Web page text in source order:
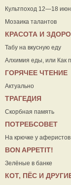
Культпоход 12—18
Мозаика талантов
КРАСОТА И
Табу на вкусную еду
Алхимия еды, или Как
ГОРЯЧЕЕ ЧТЕНИЕ
Актуально
ТРАГЕДИЯ
Скорбная память
ПОТРЕБСОВЕТ
На крючке у аферистов
ВON APPETIT!
Зелёные в банке
КОТ, ПЁС И